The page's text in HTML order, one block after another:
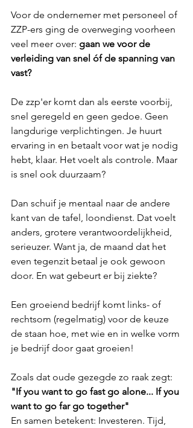
Voor de ondernemer met personeel of
ZZP-ers ging de overweging voorheen
veel meer over: gaan we voor de
verleiding van snel óf de spanning van
vast?
De zzp'er komt dan als eerste voorbij,
snel geregeld en geen gedoe. Geen
langdurige verplichtingen. Je huurt
ervaring in en betaalt voor wat je nodig
hebt, klaar. Het voelt als controle. Maar
is snel ook duurzaam?
Dan schuif je mentaal naar de andere
kant van de tafel, loondienst. Dat voelt
anders, grotere verantwoordelijkheid,
serieuzer. Want ja, de maand dat het
even tegenzit betaal je ook gewoon
door. En wat gebeurt er bij ziekte?
Een groeiend bedrijf komt links- of
rechtsom (regelmatig) voor de keuze
de staan hoe, met wie en in welke vorm
je bedrijf door gaat groeien!
Zoals dat oude gezegde zo raak zegt:
"If you want to go fast go alone... If you
want to go far go together"
En samen betekent: Investeren. Tijd,